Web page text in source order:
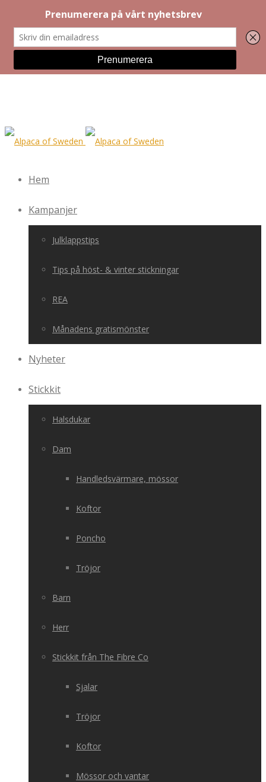
Hem
Kampanjer
Julklappstips
Tips på höst- & vinter stickningar
REA
Månadens gratismönster
Nyheter
Stickkit
Halsdukar
Dam
Handledsvärmare, mössor
Koftor
Poncho
Tröjor
Barn
Herr
Stickkit från The Fibre Co
Sjalar
Tröjor
Koftor
Mössor och vantar